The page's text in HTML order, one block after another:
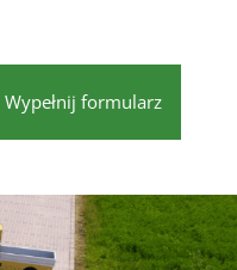
Wypełnij formularz